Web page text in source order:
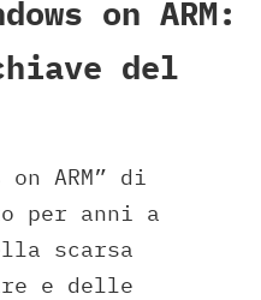
on ARM:
del
ARM” di
per anni a
scarsa
e delle